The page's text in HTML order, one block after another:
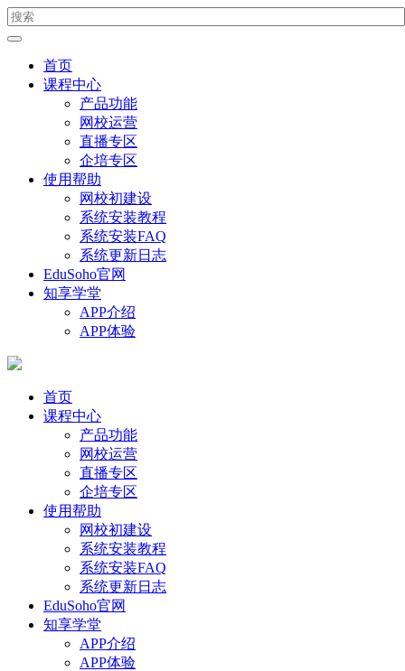
首页
课程中心
产品功能
网校运营
直播专区
企培专区
使用帮助
网校初建设
系统安装教程
系统安装FAQ
系统更新日志
EduSoho官网
知享学堂
APP介绍
APP体验
首页
课程中心
产品功能
网校运营
直播专区
企培专区
使用帮助
网校初建设
系统安装教程
系统安装FAQ
系统更新日志
EduSoho官网
知享学堂
APP介绍
APP体验